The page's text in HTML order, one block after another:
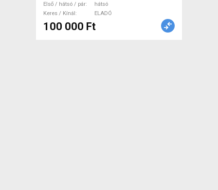
Első / hátsó / pár
hátsó
Keres / Kínál
ELADÓ
100 000 Ft